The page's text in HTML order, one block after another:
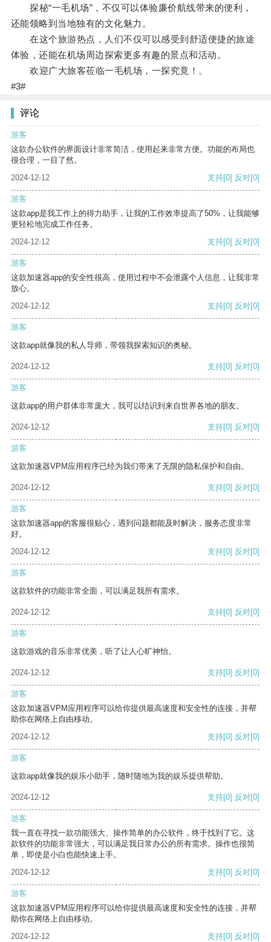
探秘“一毛机场”，不仅可以体验廉价航线带来的便利，
还能领略到当地独有的文化魅力。
在这个旅游热点，人们不仅可以感受到舒适便捷的旅途
体验，还能在机场周边探索更多有趣的景点和活动。
欢迎广大旅客莅临一毛机场，一探究竟！。
#3#
评论
游客
这款办公软件的界面设计非常简洁，使用起来非常方便。功能的布局也
很合理，一目了然。
2024-12-12
支持[0] 反对[0]
游客
这款app是我工作上的得力助手，让我的工作效率提高了50%，让我能够
更轻松地完成工作任务。
2024-12-12
支持[0] 反对[0]
游客
这款加速器app的安全性很高，使用过程中不会泄露个人信息，让我非常
放心。
2024-12-12
支持[0] 反对[0]
游客
这款app就像我的私人导师，带领我探索知识的奥秘。
2024-12-12 支持[0] 反对[0]
游客
这款app的用户群体非常庞大，我可以结识到来自世界各地的朋友。
2024-12-12 支持[0] 反对[0]
游客
这款加速器VPM应用程序已经为我们带来了无限的隐私保护和自由。
2024-12-12 支持[0] 反对[0]
游客
这款加速器app的客服很贴心，遇到问题都能及时解决，服务态度非常
好。
2024-12-12
支持[0] 反对[0]
游客
这款软件的功能非常全面，可以满足我所有需求。
2024-12-12 支持[0] 反对[0]
游客
这款游戏的音乐非常优美，听了让人心旷神怡。
2024-12-12 支持[0] 反对[0]
游客
这款加速器VPM应用程序可以给你提供最高速度和安全性的连接，并帮
助你在网络上自由移动。
2024-12-12
支持[0] 反对[0]
游客
这款app就像我的娱乐小助手，随时随地为我的娱乐提供帮助。
2024-12-12 支持[0] 反对[0]
游客
我一直在寻找一款功能强大、操作简单的办公软件，终于找到了它。这
款软件的功能非常强大，可以满足我日常办公的所有需求。操作也很简
单，即使是小白也能快速上手。
2024-12-12
支持[0] 反对[0]
游客
这款加速器VPM应用程序可以给你提供最高速度和安全性的连接，并帮
助你在网络上自由移动。
2024-12-12
支持[0] 反对[0]